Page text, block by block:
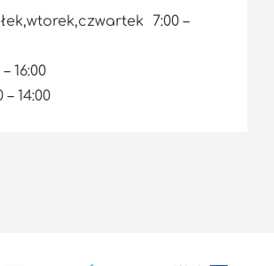
7:00 –
16:00
14:00